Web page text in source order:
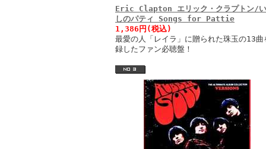
Eric Clapton エリック・クラプトン/い
しのパティ Songs for Pattie
1,386円(税込)
最愛の人「レイラ」に贈られた珠玉の13曲
録したファン必聴盤！